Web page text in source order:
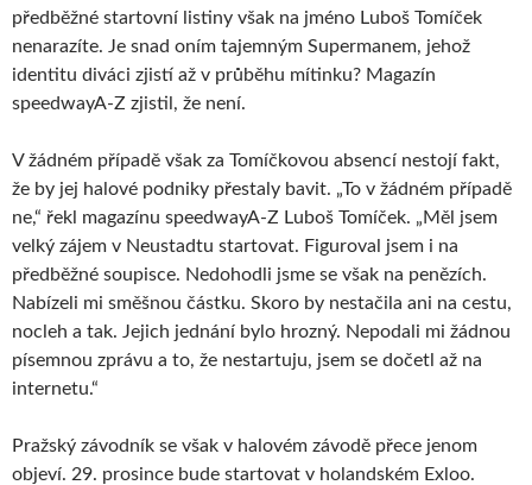
předběžné startovní listiny však na jméno Luboš Tomíček
nenarazíte. Je snad oním tajemným Supermanem, jehož
identitu diváci zjistí až v průběhu mítinku? Magazín
speedwayA-Z zjistil, že není.
V žádném případě však za Tomíčkovou absencí nestojí fakt,
že by jej halové podniky přestaly bavit. „To v žádném případě
ne,“ řekl magazínu speedwayA-Z Luboš Tomíček. „Měl jsem
velký zájem v Neustadtu startovat. Figuroval jsem i na
předběžné soupisce. Nedohodli jsme se však na penězích.
Nabízeli mi směšnou částku. Skoro by nestačila ani na cestu,
nocleh a tak. Jejich jednání bylo hrozný. Nepodali mi žádnou
písemnou zprávu a to, že nestartuju, jsem se dočetl až na
internetu.“
Pražský závodník se však v halovém závodě přece jenom
objeví. 29. prosince bude startovat v holandském Exloo.